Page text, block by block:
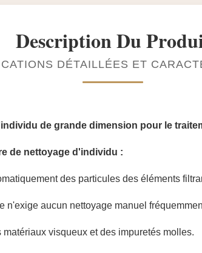
Description Du
DÉTAILLÉES ET
de grande dimension pour le
de nettoyage d'individu :
des particules des éléments
n'exige aucun nettoyage manuel
visqueux et des impuretés molles.